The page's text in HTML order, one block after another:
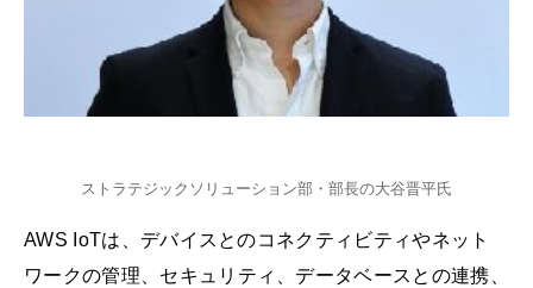
ストラテジックソリューション部・部長の大谷晋平氏
AWS IoTは、デバイスとのコネクティビティやネット
ワークの管理、セキュリティ、データベースとの連携、